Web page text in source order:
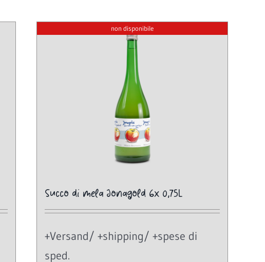
non disponibile
Succo di mela Jonagold 6x 0,75L
+Versand/ +shipping/ +spese di
sped.